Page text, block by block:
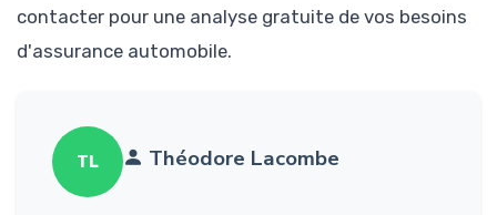
contacter pour une analyse gratuite de vos besoins
d'assurance automobile.
TL Théodore Lacombe